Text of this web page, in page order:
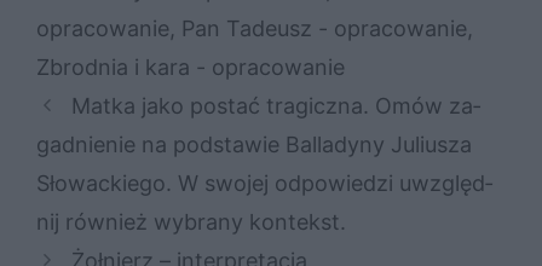
opracowanie, Pan Tadeusz - opracowanie,
Zbrodnia i kara - opracowanie
Mat­ka jako po­stać tra­gicz­na. Omów za­
gad­nie­nie na pod­sta­wie Bal­la­dy­ny Ju­liu­sza
Sło­wac­kie­go. W swo­jej od­po­wie­dzi uwzględ­
nij rów­nież wy­bra­ny kon­tekst.
Żołnierz – interpretacja